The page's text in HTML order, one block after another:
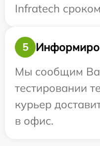
Infratech
5
Мы сообщим
тестировании
курьер
в офис.